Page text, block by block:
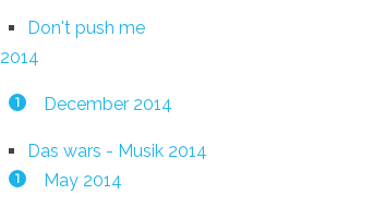
Don't push me
2014
1 December 2014
Das wars - Musik 2014
1 May 2014